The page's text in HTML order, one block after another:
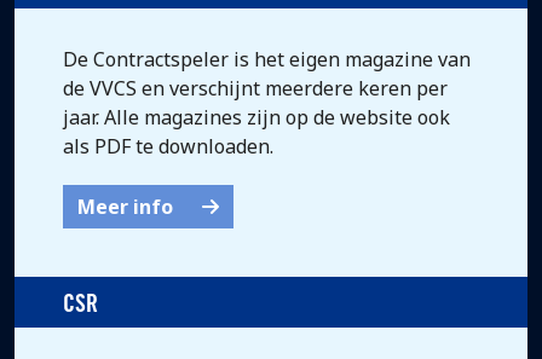
De Contractspeler is het eigen magazine van
de VVCS en verschijnt meerdere keren per
jaar. Alle magazines zijn op de website ook
als PDF te downloaden.
Meer info
CSR